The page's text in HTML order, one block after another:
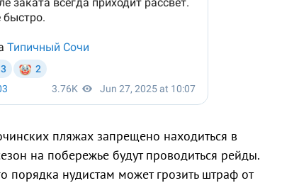
пляжах запрещено находиться в
на побережье будут проводиться рейды.
порядка нудистам может грозить штраф от